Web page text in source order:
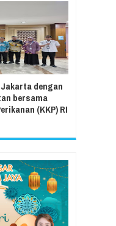
dengan
bersama
(KKP) RI